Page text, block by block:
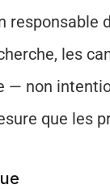
responsable
les
— non
que les